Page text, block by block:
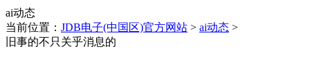
ai动态
当前位置： JDB电子(中国区)官方网站 > ai动态 >
旧事的不只关乎消息的